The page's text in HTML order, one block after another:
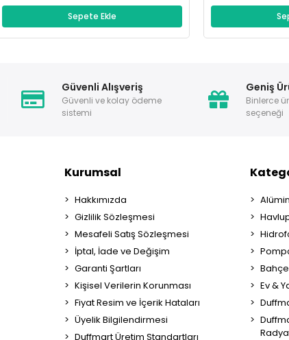
Sepete Ekle
Güvenli Alışveriş
Güvenli ve kolay ödeme
sistemi
Geniş
Binlerce
seçeneği
Kurumsal
Hakkımızda
Gizlilik Sözleşmesi
Mesafeli Satış Sözleşmesi
İptal, İade ve Değişim
Garanti Şartları
Kişisel Verilerin Korunması
Fiyat Resim ve İçerik Hataları
Üyelik Bilgilendirmesi
Duffmart Üretim Standartları
Bahçe
Ev &